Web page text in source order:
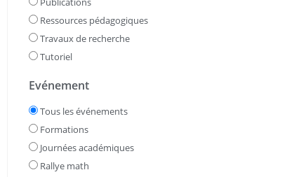
Ressources pédagogiques
Travaux de recherche
Tutoriel
Evénement
Tous les événements
Formations
Journées académiques
Rallye math